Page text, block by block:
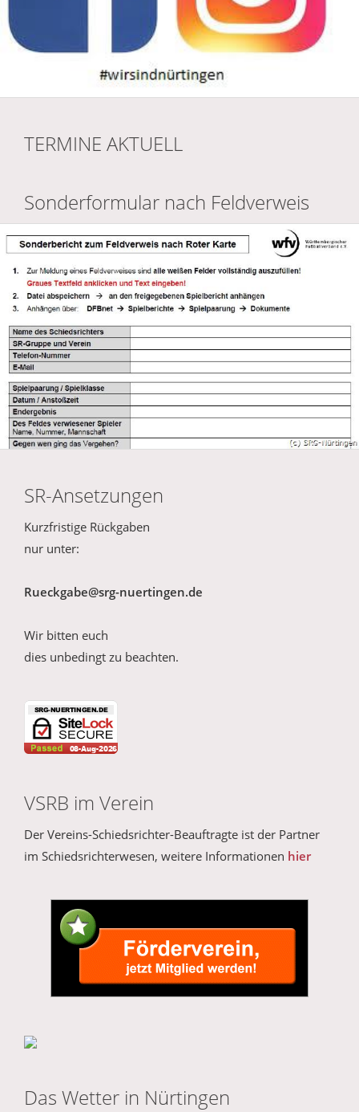
TERMINE AKTUELL
Sonderformular nach Feldverweis
SR-Ansetzungen
Kurzfristige Rückgaben
nur unter:
Rueckgabe@srg-nuertingen.de
Wir bitten euch
dies unbedingt zu beachten.
VSRB im Verein
Der Vereins-Schiedsrichter-Beauftragte ist der Partner
im Schiedsrichterwesen, weitere Informationen hier
Das Wetter in Nürtingen